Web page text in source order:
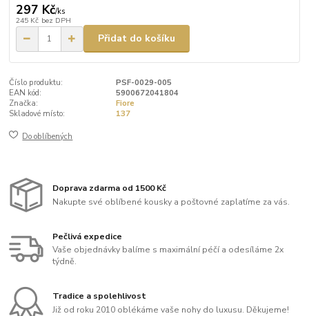
297 Kč/ks
245 Kč bez DPH
Přidat do košíku
Číslo produktu:
PSF-0029-005
EAN kód:
5900672041804
Značka:
Fiore
Skladové místo:
137
Do oblíbených
Doprava zdarma od 1500 Kč
Nakupte své oblíbené kousky a poštovné zaplatíme za vás.
Pečlivá expedice
Vaše objednávky balíme s maximální péčí a odesíláme 2x
týdně.
Tradice a spolehlivost
Již od roku 2010 oblékáme vaše nohy do luxusu. Děkujeme!